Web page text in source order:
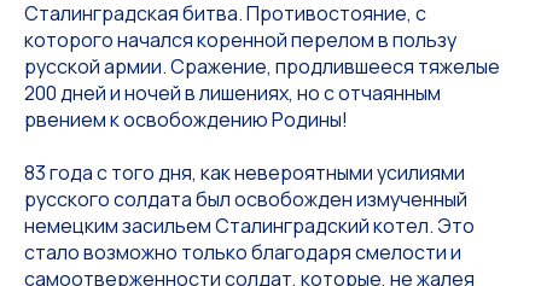
Сталинградская битва. Противостояние, с
которого начался коренной перелом в пользу
русской армии. Сражение, продлившееся тяжелые
200 дней и ночей в лишениях, но с отчаянным
рвением к освобождению Родины!
83 года с того дня, как невероятными усилиями
русского солдата был освобожден измученный
немецким засильем Сталинградский котел. Это
стало возможно только благодаря смелости и
самоотверженности солдат, которые, не жалея